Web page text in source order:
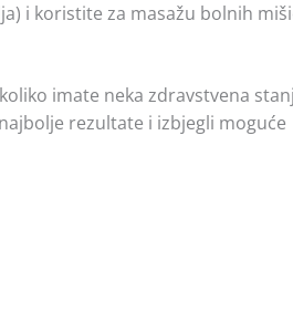
i koristite za masažu bolnih
imate neka zdravstvena
rezultate i izbjegli moguće